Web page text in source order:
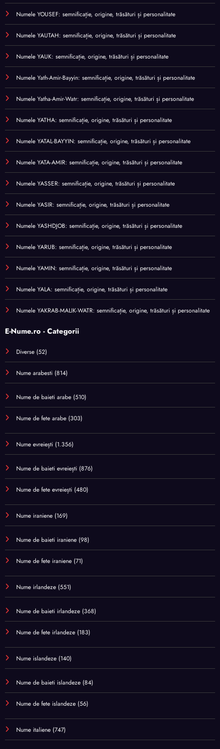
Numele YOUSEF: semnificație, origine, trăsături și personalitate
Numele YAUTAH: semnificație, origine, trăsături și personalitate
Numele YAUK: semnificație, origine, trăsături și personalitate
Numele Yath-Amir-Bayyin: semnificație, origine, trăsături și personalitate
Numele Yatha-Amir-Watr: semnificație, origine, trăsături și personalitate
Numele YATHA: semnificație, origine, trăsături și personalitate
Numele YATAL-BAYYIN: semnificație, origine, trăsături și personalitate
Numele YATA-AMIR: semnificație, origine, trăsături și personalitate
Numele YASSER: semnificație, origine, trăsături și personalitate
Numele YASIR: semnificație, origine, trăsături și personalitate
Numele YASHDJOB: semnificație, origine, trăsături și personalitate
Numele YARUB: semnificație, origine, trăsături și personalitate
Numele YAMIN: semnificație, origine, trăsături și personalitate
Numele YALA: semnificație, origine, trăsături și personalitate
Numele YAKRAB-MALIK-WATR: semnificație, origine, trăsături și personalitate
E-Nume.ro - Categorii
Diverse (52)
Nume arabesti (814)
Nume de baieti arabe (510)
Nume de fete arabe (303)
Nume evreiești (1.356)
Nume de baieti evreiești (876)
Nume de fete evreiești (480)
Nume iraniene (169)
Nume de baieti iraniene (98)
Nume de fete iraniene (71)
Nume irlandeze (551)
Nume de baieti irlandeze (368)
Nume de fete irlandeze (183)
Nume islandeze (140)
Nume de baieti islandeze (84)
Nume de fete islandeze (56)
Nume italiene (747)